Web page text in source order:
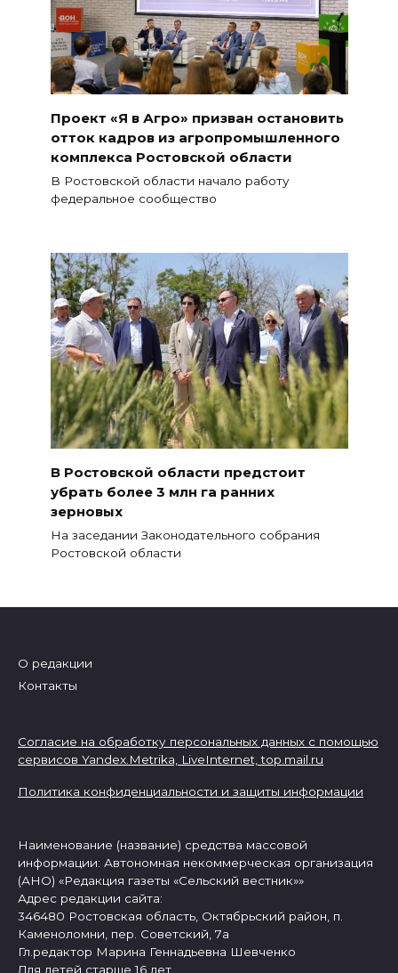
Проект «Я в Агро» призван остановить
отток кадров из агропромышленного
комплекса Ростовской области
В Ростовской области начало работу
федеральное сообщество
В Ростовской области предстоит
убрать более 3 млн га ранних
зерновых
На заседании Законодательного собрания
Ростовской области
О редакции
Контакты
Согласие на обработку персональных данных с помощью
сервисов Yandex.Metrika, LiveInternet,top.mail.ru
Политика конфиденциальности и защиты информации
Наименование (название) средства массовой
информации: Автономная некоммерческая организация
(АНО) «Редакция газеты «Сельский вестник»»
Адрес редакции сайта:
346480 Ростовская область, Октябрьский район, п.
Каменоломни, пер. Советский, 7а
Гл.редактор Марина Геннадьевна Шевченко
Для детей старше 16 лет.